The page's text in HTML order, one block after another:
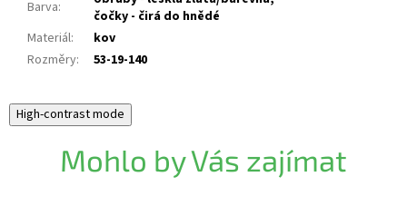
Barva:
čočky - čirá do hnědé
Materiál:
kov
Rozměry: 53-19-140
High-contrast mode
Mohlo by Vás zajímat